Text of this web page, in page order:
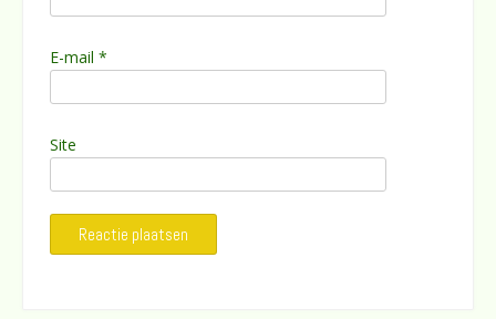
E-mail *
Site